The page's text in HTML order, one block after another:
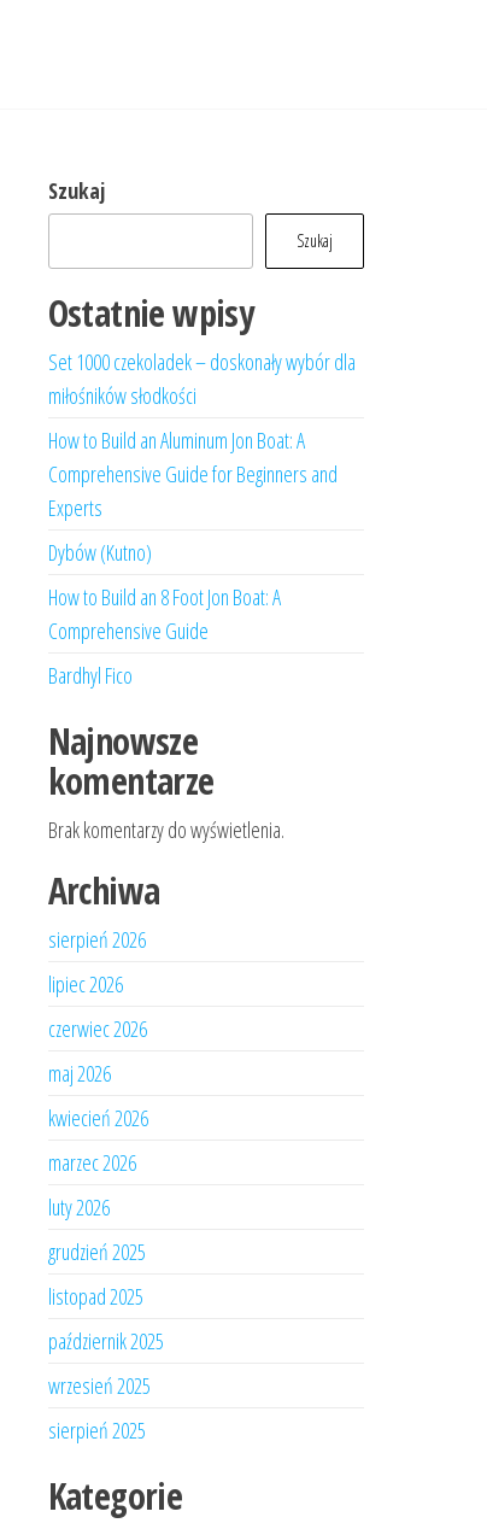
Szukaj
Szukaj
Ostatnie wpisy
Set 1000 czekoladek – doskonały wybór dla
miłośników słodkości
How to Build an Aluminum Jon Boat: A
Comprehensive Guide for Beginners and
Experts
Dybów (Kutno)
How to Build an 8 Foot Jon Boat: A
Comprehensive Guide
Bardhyl Fico
Najnowsze
komentarze
Brak komentarzy do wyświetlenia.
Archiwa
sierpień 2026
lipiec 2026
czerwiec 2026
maj 2026
kwiecień 2026
marzec 2026
luty 2026
grudzień 2025
listopad 2025
październik 2025
wrzesień 2025
sierpień 2025
Kategorie